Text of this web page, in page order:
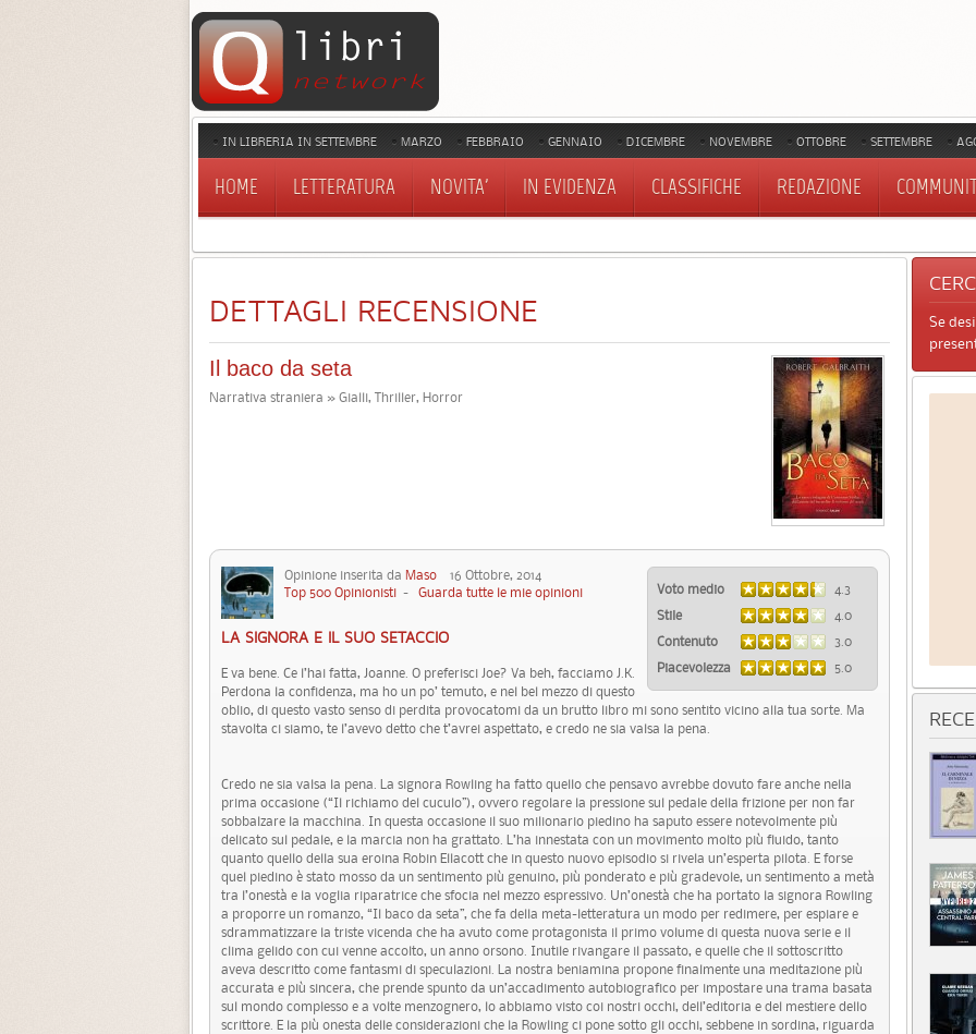
IN LIBRERIA IN SETTEMBRE MARZO FEBBRAIO GENNAIO DICEMBRE NOVEMBRE OTTOBRE SETTEMBRE
HOME LETTERATURA NOVITA' IN EVIDENZA CLASSIFICHE REDAZIONE
DETTAGLI RECENSIONE
Il baco da seta
Narrativa straniera » Gialli, Thriller, Horror
Voto medio
4.3
Stile
4.0
Contenuto
3.0
Piacevolezza
5.0
Opinione inserita da Maso 16 Ottobre, 2014
Top 500 Opinionisti - Guarda tutte le mie opinioni
LA SIGNORA E IL SUO SETACCIO
E va bene. Ce l’hai fatta, Joanne. O preferisci Joe? Va beh, facciamo J.K.
Perdona la confidenza, ma ho un po’ temuto, e nel bel mezzo di questo
oblio, di questo vasto senso di perdita provocatomi da un brutto libro mi sono sentito vicino alla tua sorte. Ma
stavolta ci siamo, te l’avevo detto che t’avrei aspettato, e credo ne sia valsa la pena.
Credo ne sia valsa la pena. La signora Rowling ha fatto quello che pensavo avrebbe dovuto fare anche nella
prima occasione (“Il richiamo del cuculo”), ovvero regolare la pressione sul pedale della frizione per non far
sobbalzare la macchina. In questa occasione il suo milionario piedino ha saputo essere notevolmente più
delicato sul pedale, e la marcia non ha grattato. L’ha innestata con un movimento molto più fluido, tanto
quanto quello della sua eroina Robin Ellacott che in questo nuovo episodio si rivela un’esperta pilota. E forse
quel piedino è stato mosso da un sentimento più genuino, più ponderato e più gradevole, un sentimento a metà
tra l’onestà e la voglia riparatrice che sfocia nel mezzo espressivo. Un’onestà che ha portato la signora Rowling
a proporre un romanzo, “Il baco da seta”, che fa della meta-letteratura un modo per redimere, per espiare e
sdrammatizzare la triste vicenda che ha avuto come protagonista il primo volume di questa nuova serie e il
clima gelido con cui venne accolto, un anno orsono. Inutile rivangare il passato, e quelle che il sottoscritto
aveva descritto come fantasmi di speculazioni. La nostra beniamina propone finalmente una meditazione più
accurata e più sincera, che prende spunto da un’accadimento autobiografico per impostare una trama basata
sul mondo complesso e a volte menzognero, lo abbiamo visto coi nostri occhi, dell’editoria e del mestiere dello
scrittore. E la più onesta delle considerazioni che la Rowling ci pone sotto gli occhi, sebbene in sordina, riguarda
Se